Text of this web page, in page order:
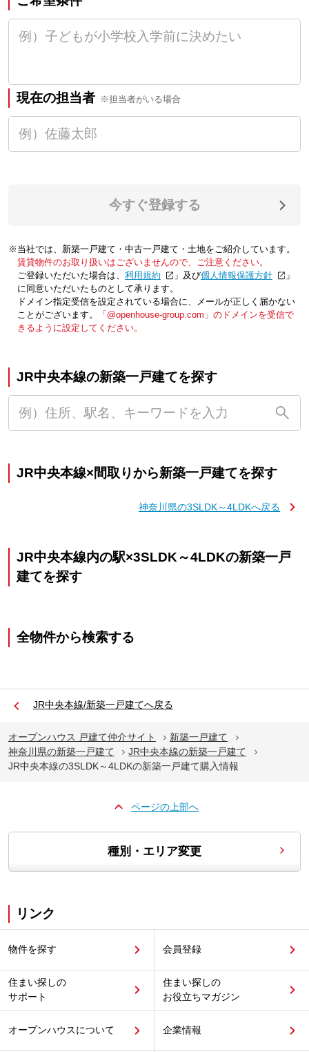
現在の担当者 ※担当者がいる場合
今すぐ登録する
※当社では、新築一戸建て・中古一戸建て・土地をご紹介しています。
賃貸物件のお取り扱いはございませんので、ご注意ください。
ご登録いただいた場合は、「利用規約 」及び「個人情報保護方針
」
に同意いただいたものとして承ります。
ドメイン指定受信を設定されている場合に、メールが正しく届かない
ことがございます。
「@openhouse-group.com」のドメインを受信で
きるように設定してください。
JR中央本線の新築一戸建てを探す
JR中央本線×間取りから新築一戸建てを探す
神奈川県の3SLDK～4LDKへ戻る
JR中央本線内の駅×3SLDK～4LDKの新築一戸
建てを探す
全物件から検索する
JR中央本線/新築一戸建てへ戻る
オープンハウス 戸建て仲介サイト
新築一戸建て
神奈川県の新築一戸建て
JR中央本線の新築一戸建て
JR中央本線の3SLDK～4LDKの新築一戸建て購入情報
ページの上部へ
種別・エリア変更
リンク
物件を探す 会員登録
住まい探しの
サポート
住まい探しの
お役立ちマガジン
オープンハウスについて 企業情報